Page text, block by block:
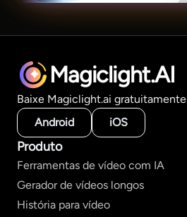
Magiclight.AI
Baixe Magiclight.ai gratuitamente
Android
iOS
Produto
Ferramentas de vídeo com IA
Gerador de vídeos longos
História para vídeo